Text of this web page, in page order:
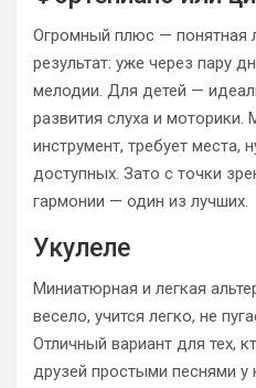
Огромный плюс — понятная
результат: уже через пару
мелодии. Для детей —
развития слуха и
инструмент, требует
доступных. Зато с точки
гармонии — один из лучших.
Укулеле
Миниатюрная и легкая
весело, учится легко, не
Отличный вариант для тех,
друзей простыми песнями у